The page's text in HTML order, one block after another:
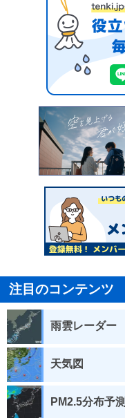
注目のコンテンツ
雨雲レーダー
天気図
PM2.5分布予測